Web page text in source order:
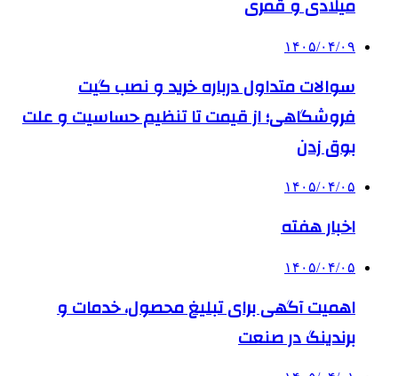
میلادی و قمری
۱۴۰۵/۰۴/۰۹
سوالات متداول درباره خرید و نصب گیت
فروشگاهی؛ از قیمت تا تنظیم حساسیت و علت
بوق زدن
۱۴۰۵/۰۴/۰۵
اخبار هفته
۱۴۰۵/۰۴/۰۵
اهمیت آگهی برای تبلیغ محصول، خدمات و
برندینگ در صنعت